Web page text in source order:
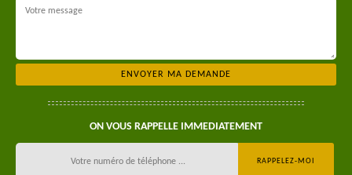
ON VOUS RAPPELLE IMMEDIATEMENT